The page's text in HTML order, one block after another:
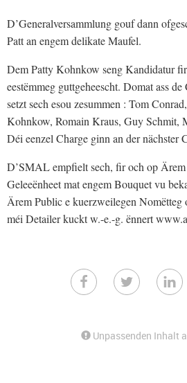
D’Generalversammlung gouf dann
Patt an engem delikate Maufel.
Dem Patty Kohnkow seng Kandidatur
eestëmmeg guttgeheescht. Domat ass
setzt sech esou zesummen : Tom
Kohnkow, Romain Kraus, Guy Schmit,
Déi eenzel Charge ginn an der nächster
D’SMAL empfielt sech, fir och op Ärem
Geleeënheet mat engem Bouquet vu
Ärem Public e kuerzweilegen
méi Detailer kuckt w.-e.-g. ënnert
Unpassenden Inhalt